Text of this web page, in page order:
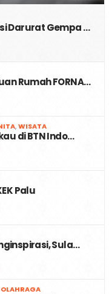
Darurat Gempa …
Rumah FORNA…
,WISATA
di BTN Indo…
Palu
Sula…
OLAHRAGA